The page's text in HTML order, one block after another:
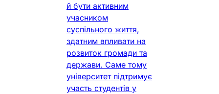
й бути активним
учасником
суспільного життя,
здатним впливати на
розвиток громади та
держави. Саме тому
університет підтримує
участь студентів у